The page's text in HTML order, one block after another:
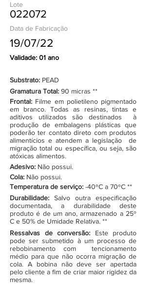
Lote
022072
Data de Fabricação
19/07/22
Validade: 01 ano
Substrato: PEAD
Gramatura Total: 90 micras **
Frontal: Filme em polietileno pigmentado
em branco. Todas as resinas, tintas e
aditivos utilizados são destinados à
produção de embalagens plásticas que
poderão ter contato direto com produtos
alimentícios e atendem a legislação de
migração total ou específica, ou seja, são
atóxicas alimentos.
Adesivo: Não possui.
Cola: Não possui.
Temperatura de serviço: -40ºC a 70ºC **
Durabilidade: Salvo outra especificação
documentada, a durabilidade deste
produto é de um ano, armazenado a 25º
C e 50% de Umidade Relativa. **
Ressalvas de conversão: Este produto
pode ser submetido à um processo de
rebobinamento com tencionamento
médio para que não ocorra migração de
cola. A bobina não deve ser apertada
pelo cliente a fim de criar maior rigidez da
mesma.